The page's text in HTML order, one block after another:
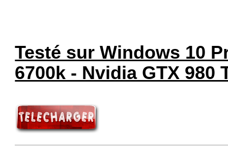
Testé sur Windows 10
6700k - Nvidia GTX 980